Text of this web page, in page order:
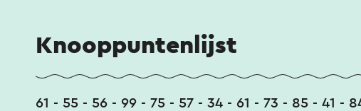
Knooppuntenlijst
61 - 55 - 56 - 99 - 75 - 57 - 34 - 61 - 73 - 85 - 41 -